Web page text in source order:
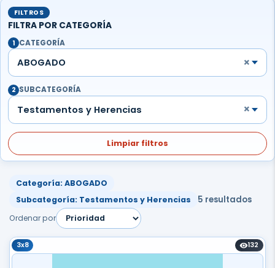
FILTROS
FILTRA POR CATEGORÍA
1 CATEGORÍA
ABOGADO ×
2 SUBCATEGORÍA
Testamentos y Herencias ×
Limpiar filtros
Categoría: ABOGADO
Subcategoría: Testamentos y Herencias
5 resultados
Ordenar por
3x8 132